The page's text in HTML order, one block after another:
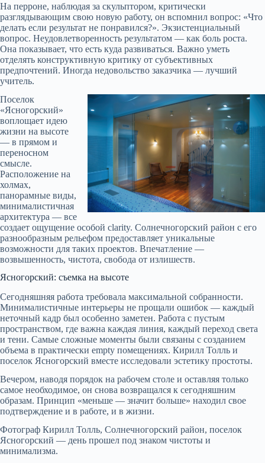
На перроне, наблюдая за скульптором, критически
разглядывающим свою новую работу, он вспомнил вопрос: «Что
делать если результат не понравился?». Экзистенциальный
вопрос. Неудовлетворенность результатом — как боль роста.
Она показывает, что есть куда развиваться. Важно уметь
отделять конструктивную критику от субъективных
предпочтений. Иногда недовольство заказчика — лучший
учитель.
Поселок
«Ясногорский»
воплощает идею
жизни на высоте
— в прямом и
переносном
смысле.
Расположение на
холмах,
панорамные виды,
минималистичная
архитектура — все
создает ощущение особой clarity. Солнечногорский район с его
разнообразным рельефом предоставляет уникальные
возможности для таких проектов. Впечатление —
возвышенность, чистота, свобода от излишеств.
Ясногорский: съемка на высоте
Сегодняшняя работа требовала максимальной собранности.
Минималистичные интерьеры не прощали ошибок — каждый
неточный кадр был особенно заметен. Работа с пустым
пространством, где важна каждая линия, каждый переход света
и тени. Самые сложные моменты были связаны с созданием
объема в практически empty помещениях. Кирилл Толль и
поселок Ясногорский вместе исследовали эстетику простоты.
Вечером, наводя порядок на рабочем столе и оставляя только
самое необходимое, он снова возвращался к сегодняшним
образам. Принцип «меньше — значит больше» находил свое
подтверждение и в работе, и в жизни.
Фотограф Кирилл Толль, Солнечногорский район, поселок
Ясногорский — день прошел под знаком чистоты и
минимализма.